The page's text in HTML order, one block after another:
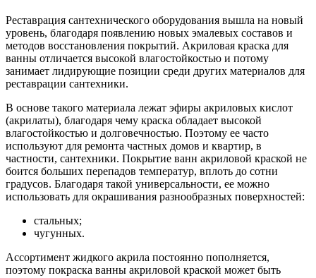
Реставрация сантехнического оборудования вышла на новый
уровень, благодаря появлению новых эмалевых составов и
методов восстановления покрытий. Акриловая краска для
ванны отличается высокой влагостойкостью и потому
занимает лидирующие позиции среди других материалов для
реставрации сантехники.
В основе такого материала лежат эфиры акриловых кислот
(акрилаты), благодаря чему краска обладает высокой
влагостойкостью и долговечностью. Поэтому ее часто
используют для ремонта частных домов и квартир, в
частности, сантехники. Покрытие ванн акриловой краской не
боится больших перепадов температур, вплоть до сотни
градусов. Благодаря такой универсальности, ее можно
использовать для окрашивания разнообразных поверхностей:
стальных;
чугунных.
Ассортимент жидкого акрила постоянно пополняется,
поэтому покраска ванны акриловой краской может быть